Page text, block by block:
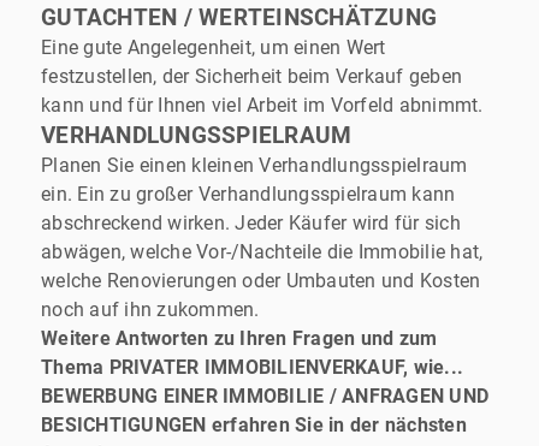
GUTACHTEN / WERTEINSCHÄTZUNG
Eine gute Angelegenheit, um einen Wert
festzustellen, der Sicherheit beim Verkauf geben
kann und für Ihnen viel Arbeit im Vorfeld abnimmt.
VERHANDLUNGSSPIELRAUM
Planen Sie einen kleinen Verhandlungsspielraum
ein. Ein zu großer Verhandlungsspielraum kann
abschreckend wirken. Jeder Käufer wird für sich
abwägen, welche Vor-/Nachteile die Immobilie hat,
welche Renovierungen oder Umbauten und Kosten
noch auf ihn zukommen.
Weitere Antworten zu Ihren Fragen und zum
Thema PRIVATER IMMOBILIENVERKAUF, wie...
BEWERBUNG EINER IMMOBILIE / ANFRAGEN UND
BESICHTIGUNGEN erfahren Sie in der nächsten